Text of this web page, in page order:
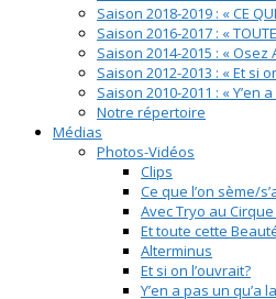
Saison 2018-2019 : « CE
Saison 2016-2017 : «
Saison 2014-2015 : «
Saison 2012-2013 : « Et si
Saison 2010-2011 : « Y’en
Notre répertoire
Médias
Photos-Vidéos
Clips
Ce que l’on sème/
Avec Tryo au Cirque
Et toute cette
Alterminus
Et si on l’ouvrait?
Y’en a pas un qu’a